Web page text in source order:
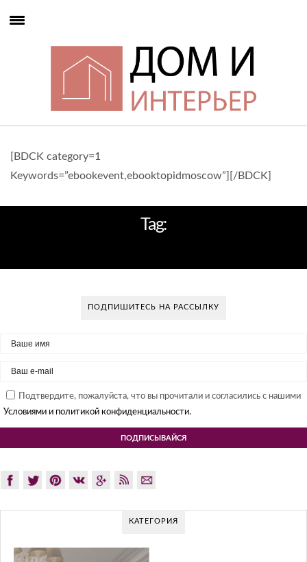
[BDCK category=1
Keywords=”ebookevent,ebooktopidmoscow”][/BDCK]
Tag:
ПОДПИШИТЕСЬ НА РАССЫЛКУ
Подтвердите, пожалуйста, что вы прочитали и согласились с нашими
Условиями и политикой конфиденциальности.
КАТЕГОРИЯ